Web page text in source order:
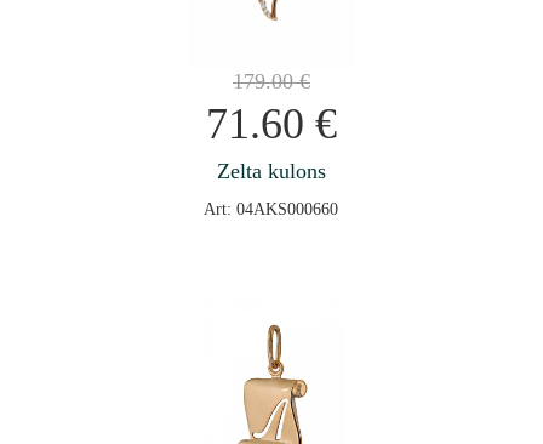
179.00€
71.60 €
Zelta kulons
Art: 04AKS000660